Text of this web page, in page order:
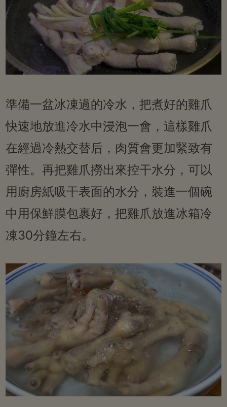
準備一盆冰凍過的冷水，把煮好的雞爪
快速地放進冷水中浸泡一會，這樣雞爪
在經過冷熱交替后，肉質會更加緊致有
彈性。再把雞爪撈出來控干水分，可以
用廚房紙吸干表面的水分，裝進一個碗
中用保鮮膜包裹好，把雞爪放進冰箱冷
凍30分鐘左右。